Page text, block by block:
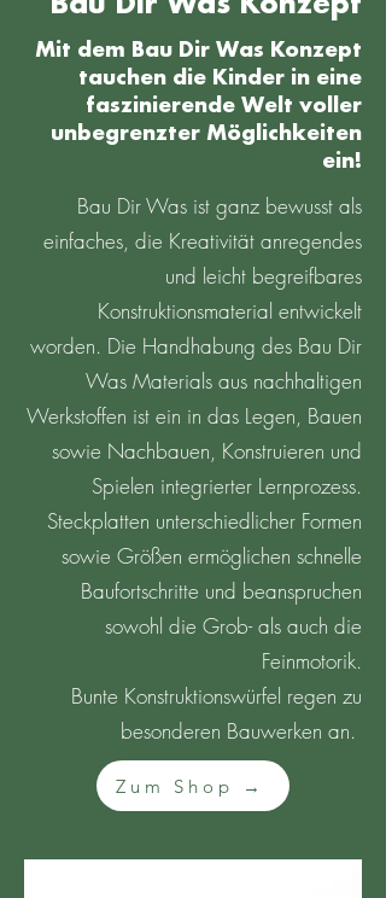
Mit dem Bau Dir Was Konzept
tauchen die Kinder in eine
faszinierende Welt voller
unbegrenzter Möglichkeiten
ein!
Bau Dir Was ist ganz bewusst als
einfaches, die Kreativität anregendes
und leicht begreifbares
Konstruktionsmaterial entwickelt
worden. Die Handhabung des Bau Dir
Was Materials aus nachhaltigen
Werkstoffen ist ein in das Legen, Bauen
sowie Nachbauen, Konstruieren und
Spielen integrierter Lernprozess.
Steckplatten unterschiedlicher Formen
sowie Größen ermöglichen schnelle
Baufortschritte und beanspruchen
sowohl die Grob- als auch die
Feinmotorik.
Bunte Konstruktionswürfel regen zu
besonderen Bauwerken an.
Zum Shop →